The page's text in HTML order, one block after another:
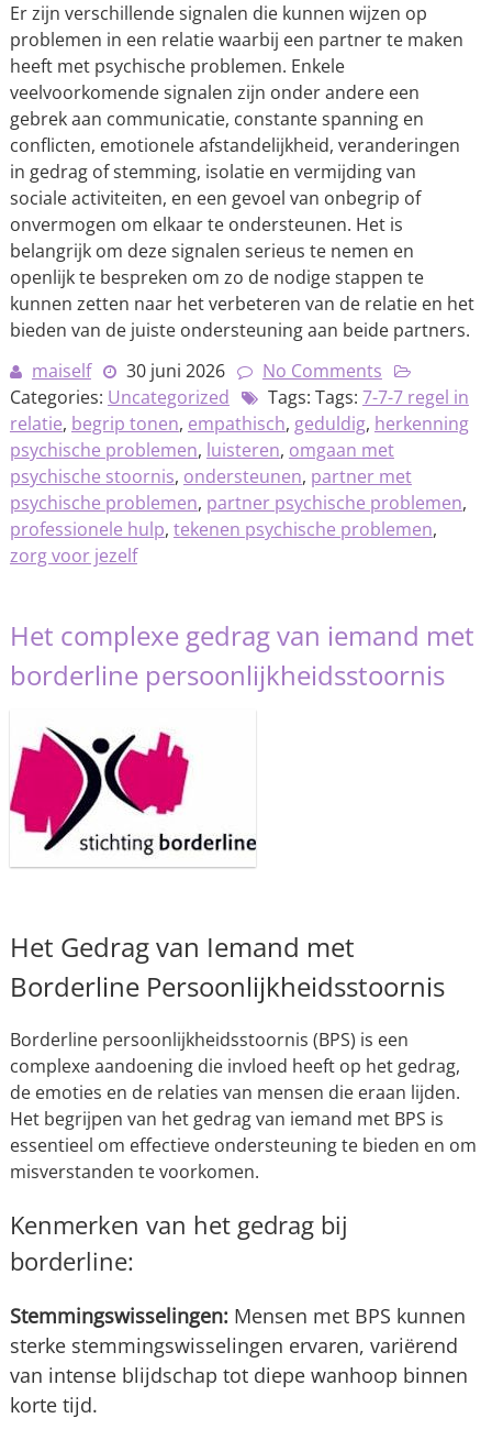
Er zijn verschillende signalen die kunnen wijzen op
problemen in een relatie waarbij een partner te maken
heeft met psychische problemen. Enkele
veelvoorkomende signalen zijn onder andere een
gebrek aan communicatie, constante spanning en
conflicten, emotionele afstandelijkheid, veranderingen
in gedrag of stemming, isolatie en vermijding van
sociale activiteiten, en een gevoel van onbegrip of
onvermogen om elkaar te ondersteunen. Het is
belangrijk om deze signalen serieus te nemen en
openlijk te bespreken om zo de nodige stappen te
kunnen zetten naar het verbeteren van de relatie en het
bieden van de juiste ondersteuning aan beide partners.
maiself
30 juni 2026
No Comments
Categories: Uncategorized Tags: Tags: 7-7-7 regel in
relatie, begrip tonen, empathisch, geduldig, herkenning
psychische problemen, luisteren, omgaan met
psychische stoornis, ondersteunen, partner met
psychische problemen, partner psychische problemen,
professionele hulp, tekenen psychische problemen,
zorg voor jezelf
Het complexe gedrag van iemand met
borderline persoonlijkheidsstoornis
Het Gedrag van Iemand met
Borderline Persoonlijkheidsstoornis
Borderline persoonlijkheidsstoornis (BPS) is een
complexe aandoening die invloed heeft op het gedrag,
de emoties en de relaties van mensen die eraan lijden.
Het begrijpen van het gedrag van iemand met BPS is
essentieel om effectieve ondersteuning te bieden en om
misverstanden te voorkomen.
Kenmerken van het gedrag bij
borderline:
Stemmingswisselingen:Mensen met BPS kunnen
sterke stemmingswisselingen ervaren, variërend
van intense blijdschap tot diepe wanhoop binnen
korte tijd.